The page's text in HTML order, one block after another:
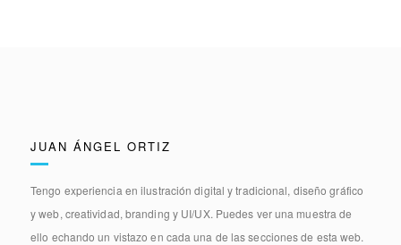
JUAN ÁNGEL ORTIZ
Tengo experiencia enilustración digital y tradicional, diseño gráfico
y web, creatividad, branding y UI/UX. Puedes ver una muestra de
ello echando un vistazo en cada una de las secciones de esta web.